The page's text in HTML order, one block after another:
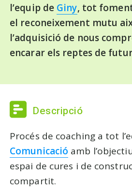
l’equip de Giny, tot
el reconeixement mutu
l’adquisició de nous
encarar els reptes de
Descripció
Procés de coaching a tot
Comunicació amb
espai de cures i de
compartit.